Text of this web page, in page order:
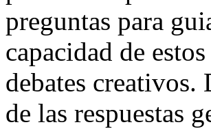
preguntas para
capacidad de
debates
de las respuestas